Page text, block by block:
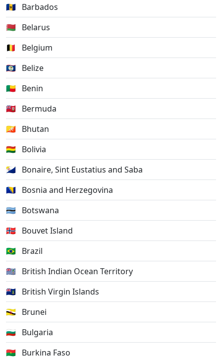
🇧🇧 Barbados
🇧🇾 Belarus
🇧🇪
Belgium
🇧🇿 Belize
🇧🇯 Benin
🇧🇲 Bermuda
🇧🇹 Bhutan
🇧🇴 Bolivia
🇧🇶 Bonaire, Sint Eustatius and Saba
🇧🇦 Bosnia and Herzegovina
🇧🇼 Botswana
🇧🇻 Bouvet Island
🇧🇷 Brazil
🇮🇴 British Indian Ocean Territory
🇻🇬 British Virgin Islands
🇧🇳 Brunei
🇧🇬 Bulgaria
🇧🇫 Burkina Faso